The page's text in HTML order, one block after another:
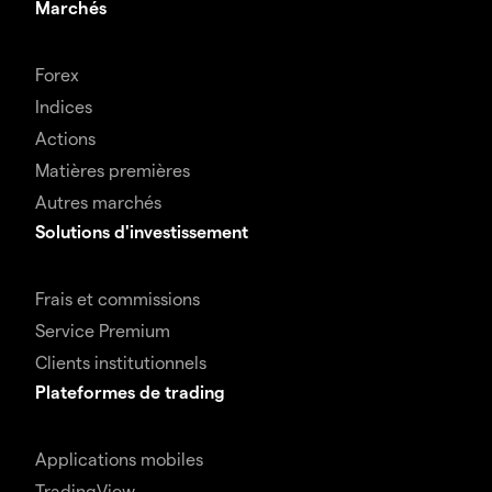
Marchés
Forex
Indices
Actions
Matières premières
Autres marchés
Solutions d'investissement
Frais et commissions
Service Premium
Clients institutionnels
Plateformes de trading
Applications mobiles